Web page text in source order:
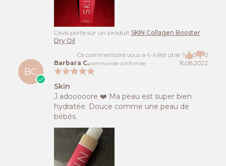
L’avis porte sur un produit SKIN Collagen Booster
Dry Oil
Ce commentaire vous a-t-il été utile ?
3 0
BC
Barbara C.commande confirmée 16.08.2022
Skin
J adooooore ❤️ Ma peau est super bien
hydratée. Douce comme une peau de
bébés.